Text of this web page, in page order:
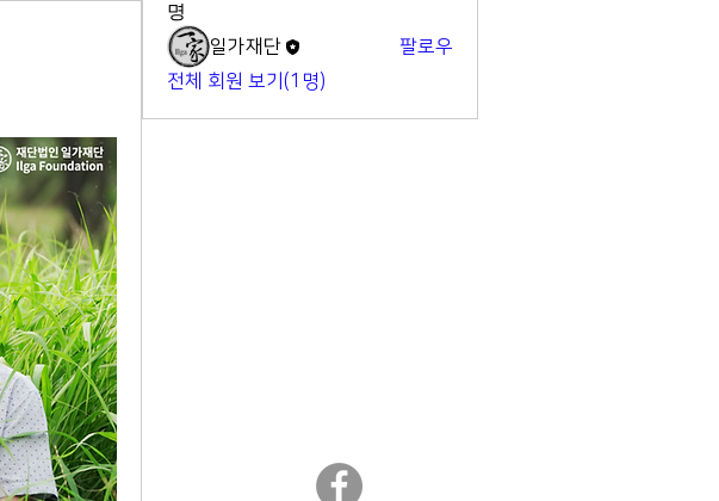
명
일가재단
팔로우
전체 회원 보기(1명)